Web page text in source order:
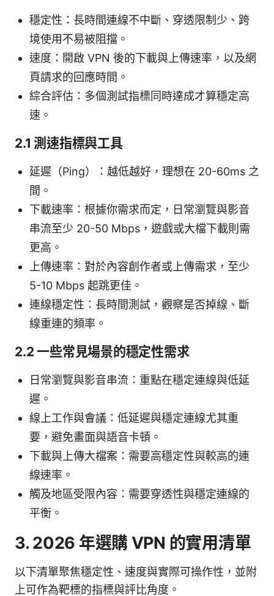
穩定性：長時間連線不中斷、穿透限制少、跨
境使用不易被阻擋。
速度：開啟 VPN 後的下載與上傳速率，以及網
頁請求的回應時間。
綜合評估：多個測試指標同時達成才算穩定高
速。
2.1 測速指標與工具
延遲（Ping）：越低越好，理想在 20-60ms 之
間。
下載速率：根據你需求而定，日常瀏覽與影音
串流至少 20-50 Mbps，遊戲或大檔下載則需
更高。
上傳速率：對於內容創作者或上傳需求，至少
5-10 Mbps 起跳更佳。
連線穩定性：長時間測試，觀察是否掉線、斷
線重連的頻率。
2.2 一些常見場景的穩定性需求
日常瀏覽與影音串流：重點在穩定連線與低延
遲。
線上工作與會議：低延遲與穩定連線尤其重
要，避免畫面與語音卡頓。
下載與上傳大檔案：需要高穩定性與較高的連
線速率。
觸及地區受限內容：需要穿透性與穩定連線的
平衡。
3. 2026 年選購 VPN 的實用清單
以下清單聚焦穩定性、速度與實際可操作性，並附
上可作為靶標的指標與評比角度。